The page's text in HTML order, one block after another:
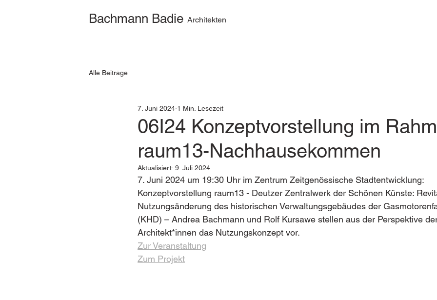
Bachmann Badie Architekten
Alle Beiträge
06I24 Konzeptvorstellung im
raum13-Nachhausekommen
7. Juni 2024 1 Min. Lesezeit
Aktualisiert: 9. Juli 2024
7. Juni 2024 um 19:30 Uhr im Zentrum Zeitgenössische Stadtentwicklung:
Konzeptvorstellung raum13 - Deutzer Zentralwerk der Schönen Künste:
Nutzungsänderung des historischen Verwaltungsgebäudes der
(KHD) – Andrea Bachmann und Rolf Kursawe stellen aus der Perspektive
Architekt*innen das Nutzungskonzept vor.
Zur Veranstaltung
Zum Projekt